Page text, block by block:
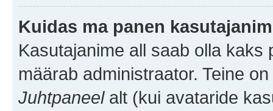
Kuidas ma panen
Kasutajanime all saab olla kaks
määrab administraator. Teine
Juhtpaneelalt (kui avataride